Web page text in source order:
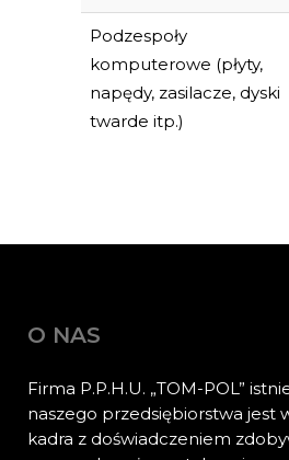
Podzespoły
komputerowe (płyty,
napędy, zasilacze, dyski
twarde itp.)
O NAS
Firma P.P.H.U. „TOM-POL”
naszego przedsiębiorstwa jest
kadra z doświadczeniem